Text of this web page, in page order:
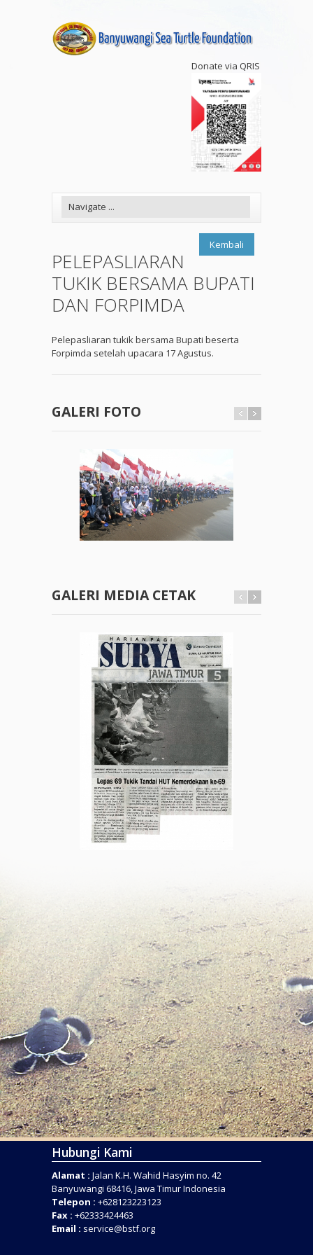
Donate via QRIS
Kembali
PELEPASLIARAN
TUKIK BERSAMA BUPATI
DAN FORPIMDA
Pelepasliaran tukik bersama Bupati beserta
Forpimda setelah upacara 17 Agustus.
GALERI FOTO
GALERI MEDIA CETAK
Hubungi Kami
Alamat : Jalan K.H. Wahid Hasyim no. 42
Banyuwangi 68416, Jawa Timur Indonesia
Telepon : +628123223123
Fax : +62333424463
Email : service@bstf.org